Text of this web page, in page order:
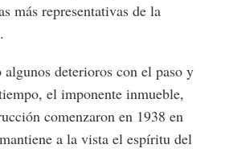
más representativas de la
algunos deterioros con el paso y
el imponente inmueble,
comenzaron en 1938 en
a la vista el espíritu del